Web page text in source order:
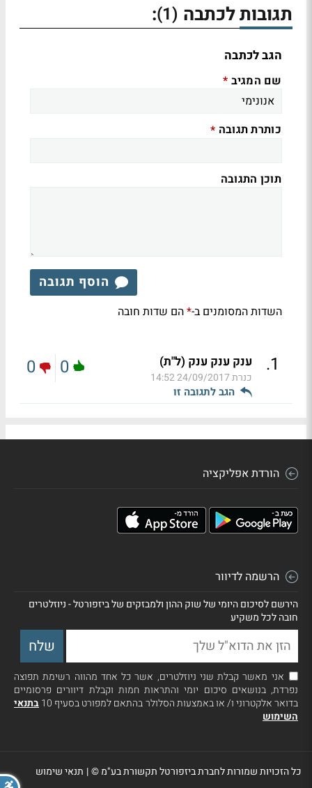
תגובות לכתבה (1)
:
הגב לכתבה
שם המגיב *
כותרת תגובה *
תוכן התגובה
הוסף תגובה
השדות המסומנים ב-*הם שדות חובה
1
. ענק ענק ענק (ל"ת)
כנרת24/09/2017 14:52
הגב לתגובה זו
0
0
הורדת אפליקציה
הרשמה לדיוור
הירשם לסיכום היומי של שוק ההון ולמבזקים של ביזפורטל - ניוזלטרים
חובה לכל משקיע
אני מאשר קבלת שני ניוזלטרים, אשר כל אחד מהווה רשימת תפוצה
נפרדת, בנושאים סיכום יומי והתראות חמות וקבלת דיוורים פרסומיים
בדואר אלקטרוני ו/ או באמצעות הסלולר בהתאם למפורט בסעיף 10
בתנאי
השימוש
כל הזכויות שמורות לחברת ביזפורטל תקשורת בע"מ ©| תנאי שימוש